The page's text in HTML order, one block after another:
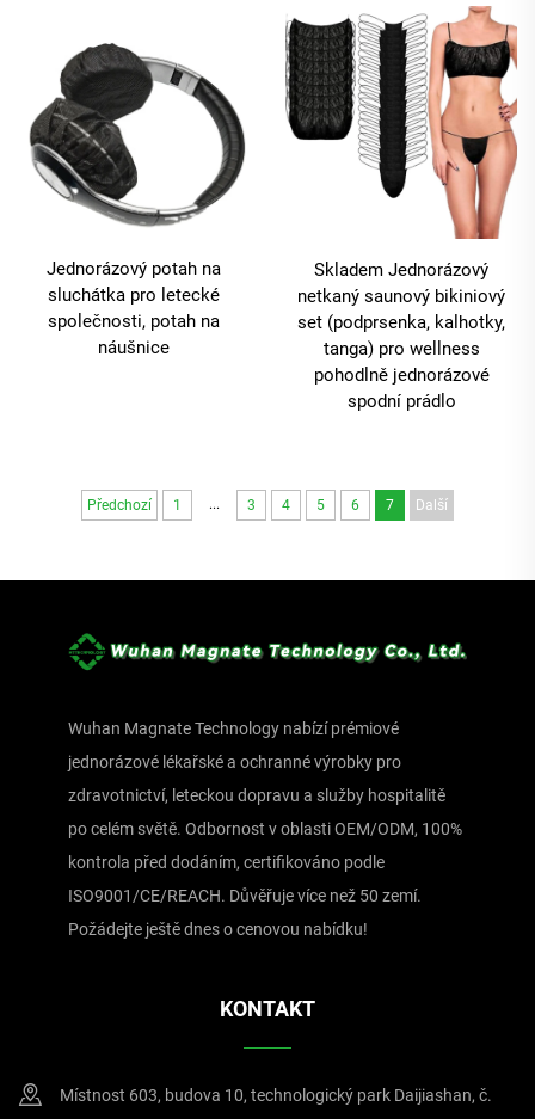
Jednorázový potah na
sluchátka pro letecké
společnosti, potah na
náušnice
Skladem Jednorázový
netkaný saunový bikiniový
set (podprsenka, kalhotky,
tanga) pro wellness
pohodlně jednorázové
spodní prádlo
Předchozí 1 ... 3 4 5 6 7 Další
Wuhan Magnate Technology nabízí prémiové
jednorázové lékařské a ochranné výrobky pro
zdravotnictví, leteckou dopravu a služby hospitalitě
po celém světě. Odbornost v oblasti OEM/ODM, 100%
kontrola před dodáním, certifikováno podle
ISO9001/CE/REACH. Důvěřuje více než 50 zemí.
Požádejte ještě dnes o cenovou nabídku!
KONTAKT
Místnost 603, budova 10, technologický park Daijiashan, č.